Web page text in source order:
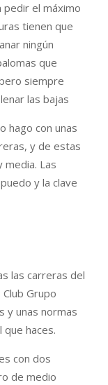
el máximo
tienen que
ningún
que
siempre
las bajas
hago con unas
y de estas
media. Las
y la clave
las carreras del
Grupo
y unas normas
haces.
con dos
de medio